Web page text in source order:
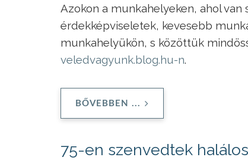
Azokon a munkahelyeken, ahol
érdekképviseletek, kevesebb
munkahelyükön, s közöttük
veledvagyunk.blog.hu-n.
BŐVEBBEN ...
75-en szenvedtek